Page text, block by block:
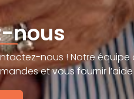
nous
nous ! Notre équipe
et vous fournir l’aide